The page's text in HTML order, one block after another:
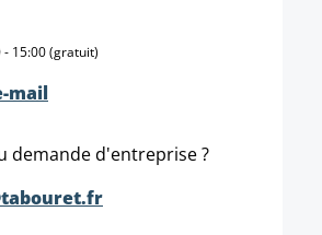
- 15:00 (gratuit)
mail
demande d'entreprise ?